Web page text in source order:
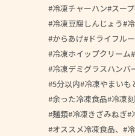
冷凍チャーハン スープ
冷凍豆腐しんじょう
からあげ ドライフル
冷凍ホイップクリーム
冷凍デミグラスハンバ
5分以内 冷凍やまいも
余った冷凍食品 冷凍
麺類 冷凍きざみねぎ
オススメ冷凍食品、